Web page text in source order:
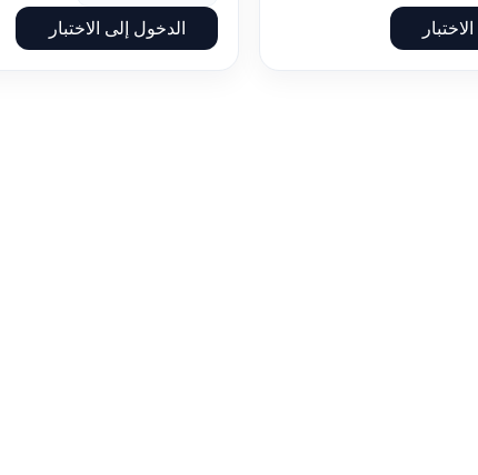
الدخول إلى الاختبار